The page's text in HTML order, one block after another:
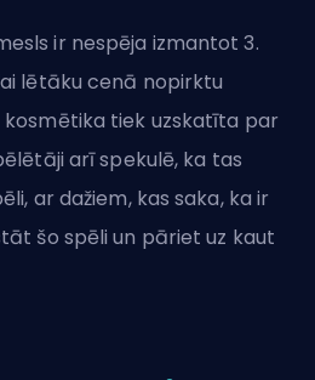
ir nespēja izmantot 3.
lētāku cenā nopirktu
kosmētika tiek uzskatīta par
arī spekulē, ka tas
ar dažiem, kas saka, ka ir
šo spēli un pāriet uz kaut